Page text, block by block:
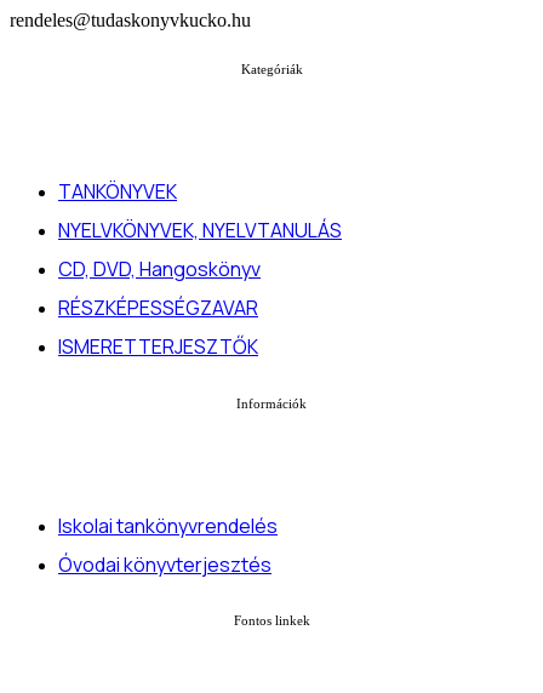
rendeles@tudaskonyvkucko.hu
Kategóriák
TANKÖNYVEK
NYELVKÖNYVEK, NYELVTANULÁS
CD, DVD, Hangoskönyv
RÉSZKÉPESSÉGZAVAR
ISMERETTERJESZTŐK
Információk
Iskolai tankönyvrendelés
Óvodai könyvterjesztés
Fontos linkek